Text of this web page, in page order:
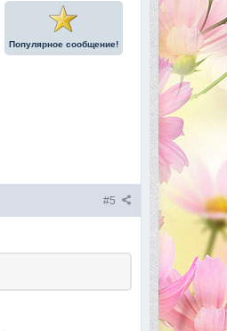
Популярное сообщение!
#5